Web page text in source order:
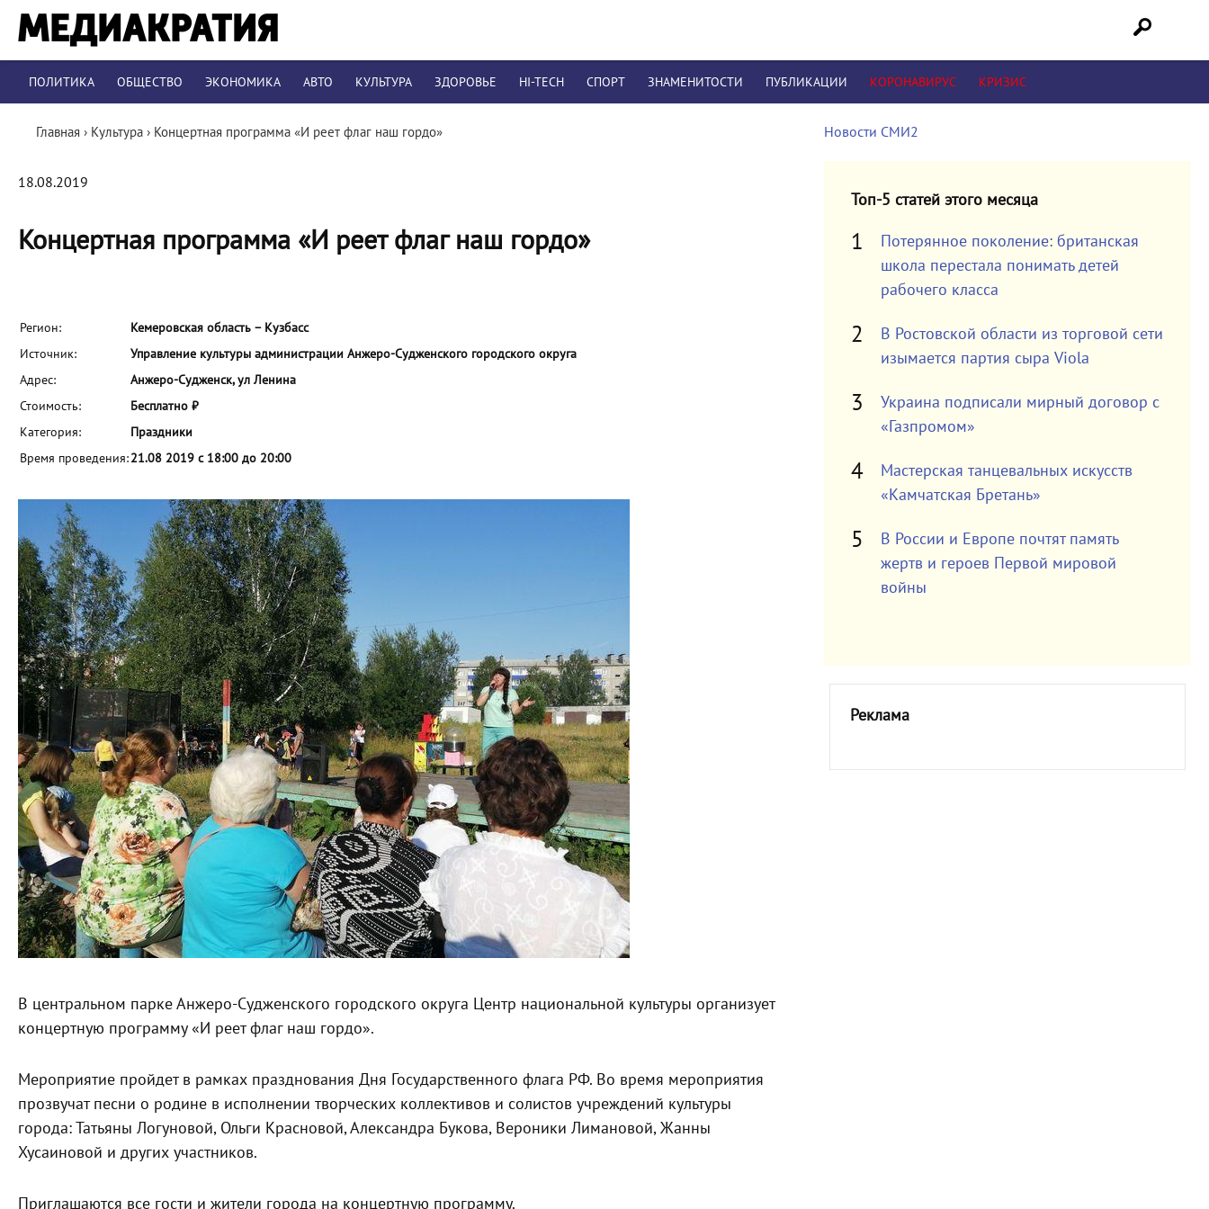
ПОЛИТИКА ОБЩЕСТВО ЭКОНОМИКА АВТО КУЛЬТУРА ЗДОРОВЬЕ HI-TECH СПОРТ ЗНАМЕНИТОСТИ ПУБЛИКАЦИИ КОРОНАВИРУС КРИЗИС
Главная › Культура › Концертная программа «И реет флаг наш гордо»
18.08.2019
Концертная программа «И реет флаг наш гордо»
Регион:
Кемеровская область – Кузбасс
Источник:
Управление культуры администрации Анжеро-Судженского городского округа
Адрес:
Анжеро-Судженск, ул Ленина
Стоимость:
Бесплатно ₽
Категория:
Праздники
Время проведения:21.08 2019 с 18:00 до 20:00
В центральном парке Анжеро-Судженского городского округа Центр национальной культуры организует
концертную программу «И реет флаг наш гордо».
Мероприятие пройдет в рамках празднования Дня Государственного флага РФ. Во время мероприятия
прозвучат песни о родине в исполнении творческих коллективов и солистов учреждений культуры
города: Татьяны Логуновой, Ольги Красновой, Александра Букова, Вероники Лимановой, Жанны
Хусаиновой и других участников.
Приглашаются все гости и жители города на концертную программу.
Новости СМИ2
Топ-5 статей этого месяца
Потерянное поколение: британская
школа перестала понимать детей
рабочего класса
В Ростовской области из торговой сети
изымается партия сыра Viola
Украина подписали мирный договор с
«Газпромом»
Мастерская танцевальных искусств
«Камчатская Бретань»
В России и Европе почтят память
жертв и героев Первой мировой
войны
Реклама